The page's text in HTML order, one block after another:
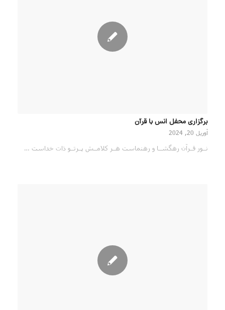
برگزاری محفل انس با قرآن
آوریل 20, 2024
نــور قــرآن رهگشــا و رهنماست هــر كلامــش پــرتــو ذات خداست …